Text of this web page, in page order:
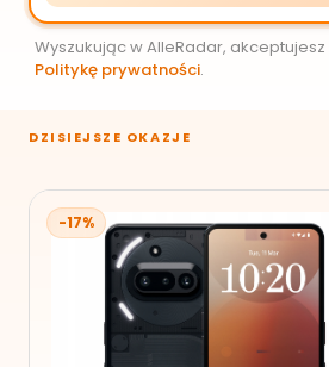
Wyszukując w AlleRadar, akceptujesz
Politykę prywatności.
DZISIEJSZE OKAZJE
-17%